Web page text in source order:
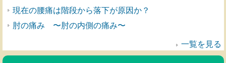
現在の腰痛は階段から落下が原因か？
肘の痛み 〜肘の内側の痛み〜
一覧を見る